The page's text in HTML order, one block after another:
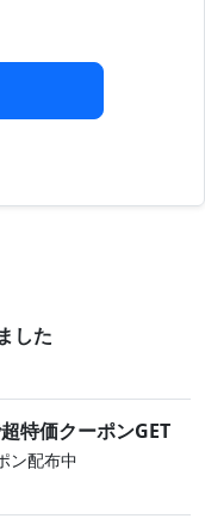
した
特価クーポンGET
配布中